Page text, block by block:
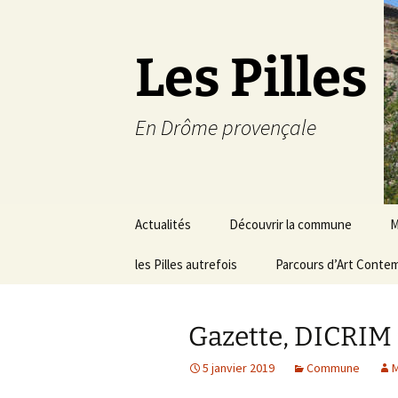
Les Pilles
En Drôme provençale
Aller
contenu
Actualités Découvrir la commune
Le mot du maire
Plans du village
les Pilles autrefois Parcours d’Art
Gazette,
5 janvier 2019 Commune